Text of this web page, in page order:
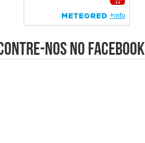
nos no Facebook